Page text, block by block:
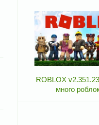
ROBLOX
много